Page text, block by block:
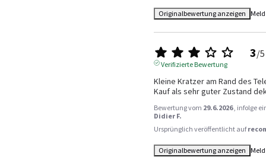
Originalbewertung anzeigen
3/5
Verifizierte Bewertung
Kleine Kratzer am Rand des
Kauf als sehr guter Zustand
Bewertung vom 29.6.2026 , infolge
Didier F.
Ursprünglich veröffentlicht auf
Originalbewertung anzeigen